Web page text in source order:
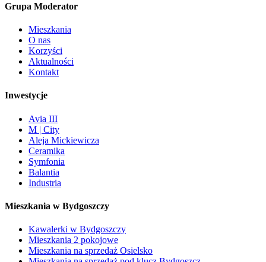
Grupa Moderator
Mieszkania
O nas
Korzyści
Aktualności
Kontakt
Inwestycje
Avia III
M | City
Aleja Mickiewicza
Ceramika
Symfonia
Balantia
Industria
Mieszkania w Bydgoszczy
Kawalerki w Bydgoszczy
Mieszkania 2 pokojowe
Mieszkania na sprzedaż Osielsko